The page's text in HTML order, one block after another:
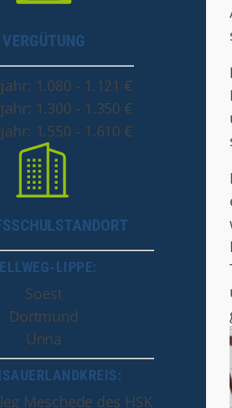
VERGÜTUNG
1.080 - 1.121 €
1.300 - 1.350 €
1.550 - 1.610 €
LIPPE:
Soest
Dortmund
Unna
Meschede des HSK